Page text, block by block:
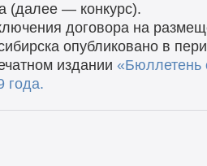
(далее — конкурс).
договора на
опубликовано в
издании «Бюллетень
года.